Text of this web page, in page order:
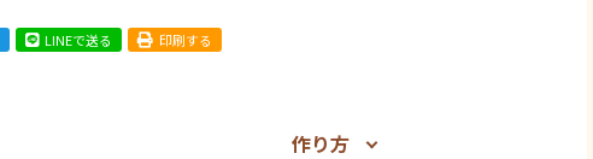
LINEで送る 印刷する
作り方